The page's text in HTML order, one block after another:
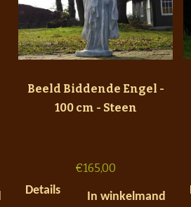
Beeld Biddende Engel -
100 cm - Steen
€165,00
Details
In winkelmand